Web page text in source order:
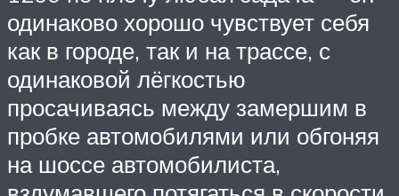
одинаково хорошо чувствует себя
как в городе, так и на трассе, с
одинаковой лёгкостью
просачиваясь между замершим в
пробке автомобилями или обгоняя
на шоссе автомобилиста,